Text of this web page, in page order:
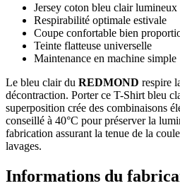
Jersey coton bleu clair lumineux
Respirabilité optimale estivale
Coupe confortable bien
Teinte flatteuse universelle
Maintenance en machine simple
Le bleu clair du REDMOND respire
décontraction. Porter ce T-Shirt bleu
superposition crée des combinaisons
conseillé à 40°C pour préserver la
fabrication assurant la tenue de la
lavages.
Informations du